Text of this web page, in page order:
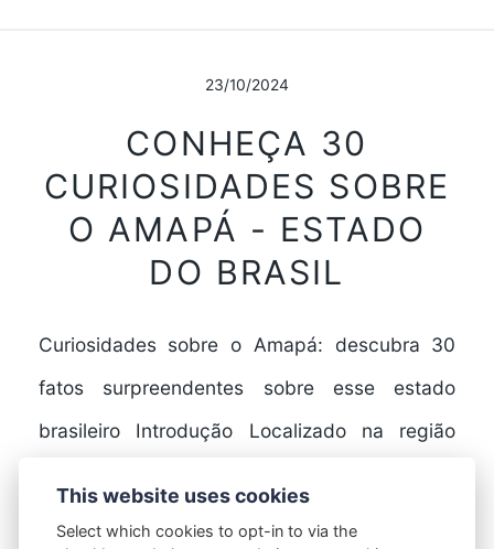
23/10/2024
CONHEÇA 30
CURIOSIDADES SOBRE
O AMAPÁ - ESTADO
DO BRASIL
Curiosidades sobre o Amapá: descubra 30
fatos surpreendentes sobre esse estado
brasileiro Introdução Localizado na região
This website uses cookies
Select which cookies to opt-in to via the